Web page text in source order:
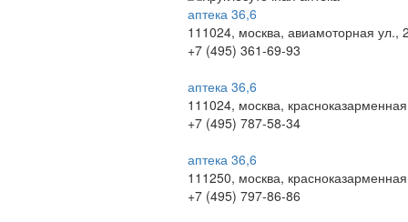
аптека 36,6
111024, москва, авиамоторная ул.,
+7 (495) 361-69-93
аптека 36,6
111024, москва,
+7 (495) 787-58-34
аптека 36,6
111250, москва,
+7 (495) 797-86-86